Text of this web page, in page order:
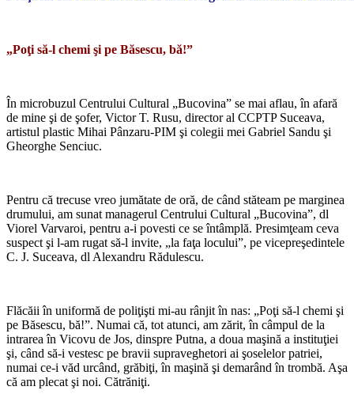
„Poţi să-l chemi şi pe Băsescu, bă!”
În microbuzul Centrului Cultural „Bucovina” se mai aflau, în afară
de mine şi de şofer, Victor T. Rusu, director al CCPTP Suceava,
artistul plastic Mihai Pânzaru-PIM şi colegii mei Gabriel Sandu şi
Gheorghe Senciuc.
Pentru că trecuse vreo jumătate de oră, de când stăteam pe marginea
drumului, am sunat managerul Centrului Cultural „Bucovina”, dl
Viorel Varvaroi, pentru a-i povesti ce se întâmplă. Presimţeam ceva
suspect şi l-am rugat să-l invite, „la faţa locului”, pe vicepreşedintele
C. J. Suceava, dl Alexandru Rădulescu.
Flăcăii în uniformă de poliţişti mi-au rânjit în nas: „Poţi să-l chemi şi
pe Băsescu, bă!”. Numai că, tot atunci, am zărit, în câmpul de la
intrarea în Vicovu de Jos, dinspre Putna, a doua maşină a instituţiei
şi, când să-i vestesc pe bravii supraveghetori ai şoselelor patriei,
numai ce-i văd urcând, grăbiţi, în maşină şi demarând în trombă. Aşa
că am plecat şi noi. Cătrăniţi.